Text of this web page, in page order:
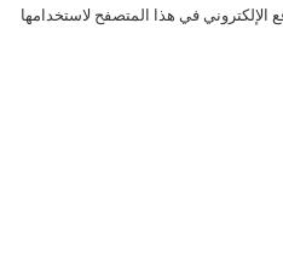
الإلكتروني في هذا المتصفح لاستخدامها